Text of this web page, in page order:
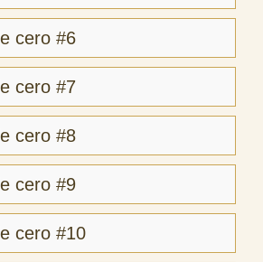
cero #6
cero #7
cero #8
cero #9
cero #10